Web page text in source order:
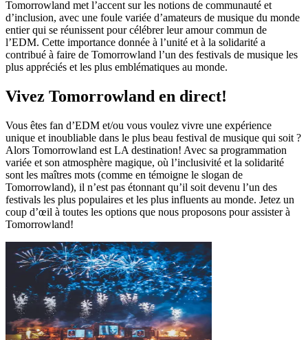
Tomorrowland met l’accent sur les notions de communauté et
d’inclusion, avec une foule variée d’amateurs de musique du monde
entier qui se réunissent pour célébrer leur amour commun de
l’EDM. Cette importance donnée à l’unité et à la solidarité a
contribué à faire de Tomorrowland l’un des festivals de musique les
plus appréciés et les plus emblématiques au monde.
Vivez Tomorrowland en direct!
Vous êtes fan d’EDM et/ou vous voulez vivre une expérience
unique et inoubliable dans le plus beau festival de musique qui soit ?
Alors Tomorrowland est LA destination! Avec sa programmation
variée et son atmosphère magique, où l’inclusivité et la solidarité
sont les maîtres mots (comme en témoigne le slogan de
Tomorrowland), il n’est pas étonnant qu’il soit devenu l’un des
festivals les plus populaires et les plus influents au monde. Jetez un
coup d’œil à toutes les options que nous proposons pour assister à
Tomorrowland!